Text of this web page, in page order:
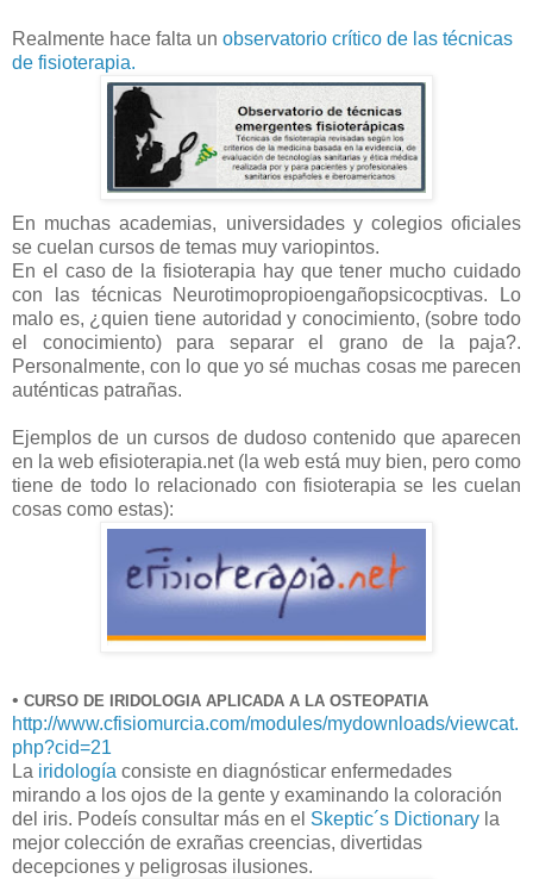
Realmente hace falta un observatorio crítico de las técnicas
de fisioterapia.
En muchas academias, universidades y colegios oficiales
se cuelan cursos de temas muy variopintos.
En el caso de la fisioterapia hay que tener mucho cuidado
con las técnicas Neurotimopropioengañopsicocptivas. Lo
malo es, ¿quien tiene autoridad y conocimiento, (sobre todo
el conocimiento) para separar el grano de la paja?.
Personalmente, con lo que yo sé muchas cosas me parecen
auténticas patrañas.
Ejemplos de un cursos de dudoso contenido que aparecen
en la web efisioterapia.net (la web está muy bien, pero como
tiene de todo lo relacionado con fisioterapia se les cuelan
cosas como estas):
• CURSO DE IRIDOLOGIA APLICADA A LA OSTEOPATIA
http://www.cfisiomurcia.com/modules/mydownloads/viewcat.
php?cid=21
La iridología consiste en diagnósticar enfermedades
mirando a los ojos de la gente y examinando la coloración
del iris. Podeís consultar más en el Skeptic´s Dictionary la
mejor colección de exrañas creencias, divertidas
decepciones y peligrosas ilusiones.